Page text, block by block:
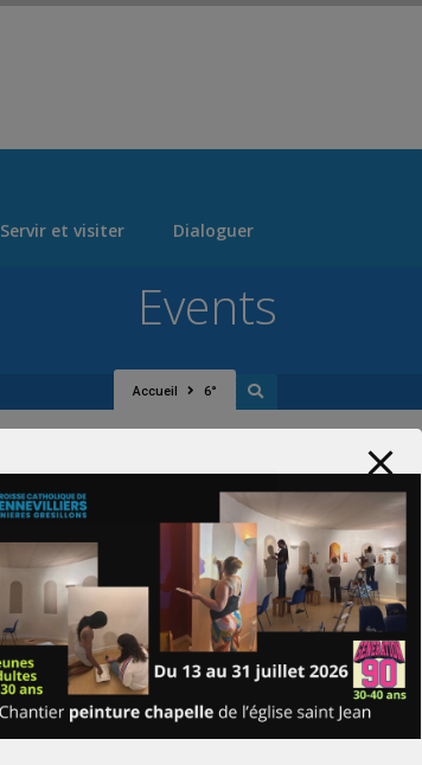
Servir et visiter Dialoguer
Accueil 6°
Events